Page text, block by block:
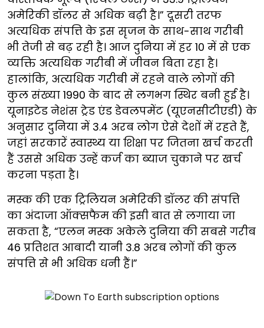
अमेरिकी डॉलर से अधिक बढ़ी है।” दूसरी तरफ
अत्यधिक संपत्ति के इस सृजन के साथ-साथ गरीबी
भी तेजी से बढ़ रही है। आज दुनिया में हर 10 में से एक
व्यक्ति अत्यधिक गरीबी में जीवन बिता रहा है।
हालांकि, अत्यधिक गरीबी में रहने वाले लोगों की
कुल संख्या 1990 के बाद से लगभग स्थिर बनी हुई है।
यूनाइटेड नेशंस ट्रेड एंड डेवलपमेंट (यूएनसीटीएडी) के
अनुसार दुनिया में 3.4 अरब लोग ऐसे देशों में रहते हैं,
जहां सरकारें स्वास्थ्य या शिक्षा पर जितना खर्च करती
हैं उससे अधिक उन्हें कर्ज का ब्याज चुकाने पर खर्च
करना पड़ता है।
मस्क की एक ट्रिलियन अमेरिकी डॉलर की संपत्ति
का अंदाजा ऑक्सफैम की इसी बात से लगाया जा
सकता है, “एलन मस्क अकेले दुनिया की सबसे गरीब
46 प्रतिशत आबादी यानी 3.8 अरब लोगों की कुल
संपत्ति से भी अधिक धनी हैं।”